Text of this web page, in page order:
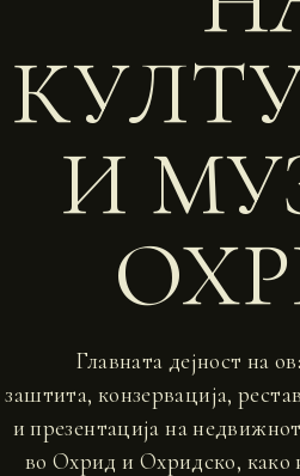
И
Главната дејност на
заштита, конзервација,
и презентација на
во Охрид и Охридско, како